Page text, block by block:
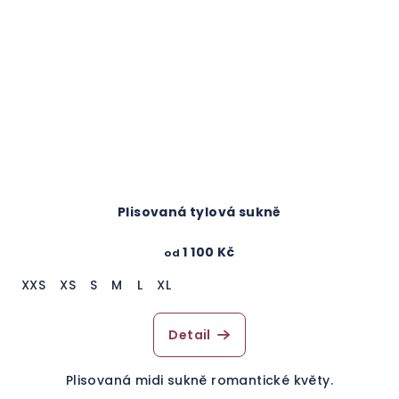
Plisovaná tylová sukně
od 1 100 Kč
XXS
XS S M L XL
Detail
Plisovaná midi sukně romantické květy.